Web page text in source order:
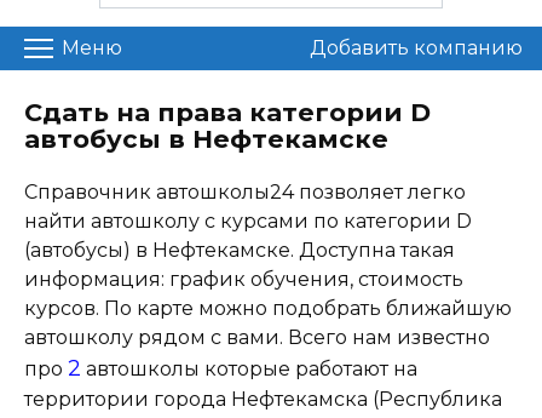
Меню Добавить компанию
Сдать на права категории D
автобусы в Нефтекамске
Справочник автошколы24 позволяет легко
найти автошколу с курсами по категории D
(автобусы) в Нефтекамске. Доступна такая
информация: график обучения, стоимость
курсов. По карте можно подобрать ближайшую
автошколу рядом с вами. Всего нам известно
про 2 автошколы которые работают на
территории города Нефтекамска (Республика